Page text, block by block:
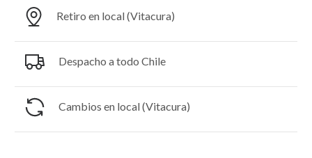
Retiro en local (Vitacura)
Despacho a todo Chile
Cambios en local (Vitacura)